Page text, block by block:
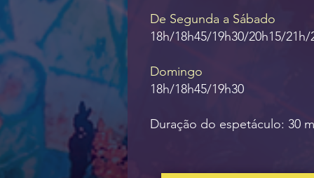
De Segunda a Sábado
18h/18h45/19h30/20h15/21h/
Domingo
18h/18h45/19h30
Duração do espetáculo: 30